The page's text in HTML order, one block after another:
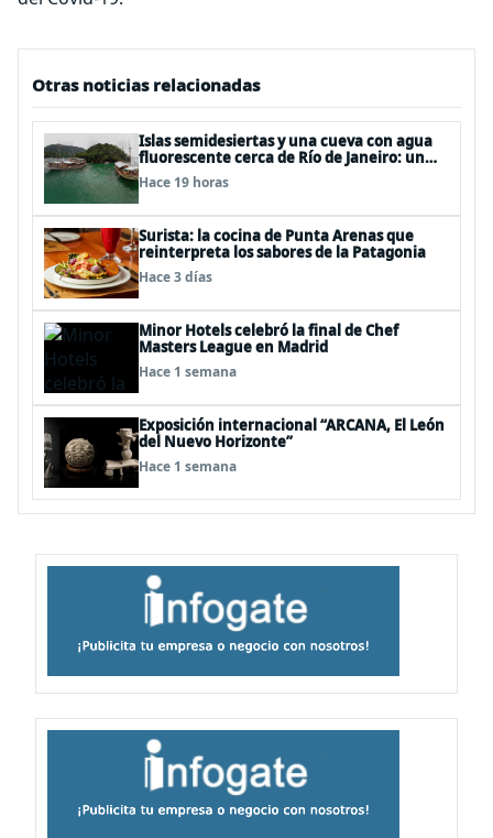
Otras noticias relacionadas
Islas semidesiertas y una cueva con agua
fluorescente cerca de Río de Janeiro: un
recorrido imperdible por Angra dos Reis
Hace 19 horas
Surista: la cocina de Punta Arenas que
reinterpreta los sabores de la Patagonia
Hace 3 días
Minor Hotels celebró la final de Chef
Masters League en Madrid
Hace 1 semana
Exposición internacional “ARCANA, El León
del Nuevo Horizonte”
Hace 1 semana